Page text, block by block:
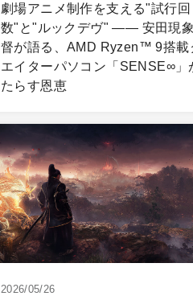
劇場アニメ制作を支える"試行回
数"と"ルックデヴ" ―― 安田現
督が語る、AMD Ryzen™ 9搭載
エイターパソコン「SENSE∞」
たらす恩恵
2026/05/26